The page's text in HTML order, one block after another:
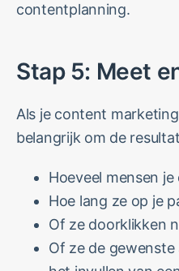
contentplanning.
Stap 5: Meet
Als je content
belangrijk om de
Hoeveel mensen
Hoe lang ze op je
Of ze doorklikken
Of ze de